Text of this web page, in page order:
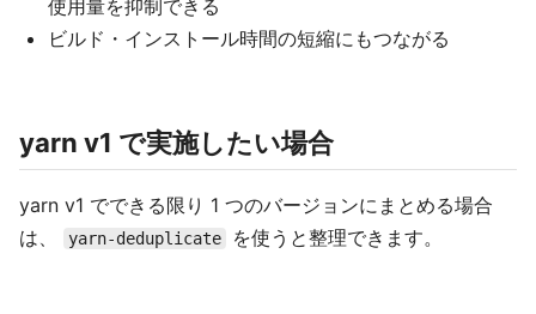
使用量を抑制できる
ビルド・インストール時間の短縮にもつながる
yarn v1 で実施したい場合
yarn v1 でできる限り 1 つのバージョンにまとめる場合
は、
yarn-deduplicate を使うと整理できます。